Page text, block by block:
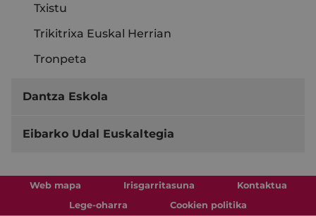
Txistu
Trikitrixa Euskal Herrian
Tronpeta
Dantza Eskola
Eibarko Udal Euskaltegia
Web mapa Irisgarritasuna
Kontaktua
Lege-oharra
Cookien politika